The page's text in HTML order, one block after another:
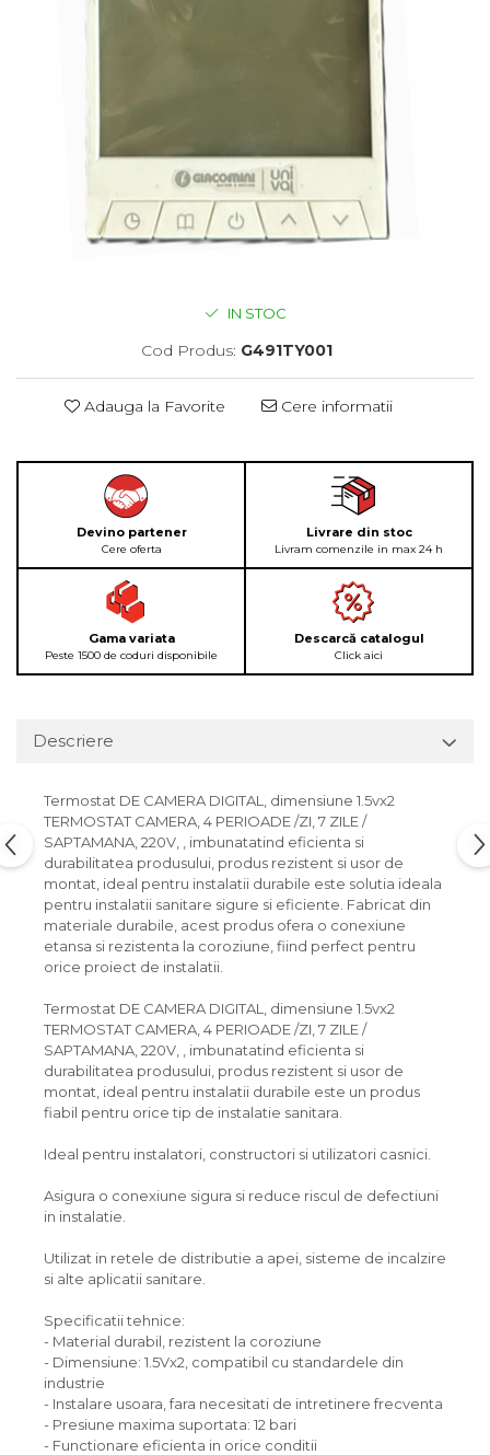
IN STOC
Cod Produs: G491TY001
Adauga la Favorite Cere informatii
Devino partener
Cere oferta
Livrare din stoc
Livram comenzile in max 24 h
Gama variata
Peste 1500 de coduri disponibile
Descarcă catalogul
Click aici
Descriere
Termostat DE CAMERA DIGITAL, dimensiune 1.5vx2
TERMOSTAT CAMERA, 4 PERIOADE /ZI, 7 ZILE /
SAPTAMANA, 220V, , imbunatatind eficienta si
durabilitatea produsului, produs rezistent si usor de
montat, ideal pentru instalatii durabile este solutia ideala
pentru instalatii sanitare sigure si eficiente. Fabricat din
materiale durabile, acest produs ofera o conexiune
etansa si rezistenta la coroziune, fiind perfect pentru
orice proiect de instalatii.
Termostat DE CAMERA DIGITAL, dimensiune 1.5vx2
TERMOSTAT CAMERA, 4 PERIOADE /ZI, 7 ZILE /
SAPTAMANA, 220V, , imbunatatind eficienta si
durabilitatea produsului, produs rezistent si usor de
montat, ideal pentru instalatii durabile este un produs
fiabil pentru orice tip de instalatie sanitara.
Ideal pentru instalatori, constructori si utilizatori casnici.
Asigura o conexiune sigura si reduce riscul de defectiuni
in instalatie.
Utilizat in retele de distributie a apei, sisteme de incalzire
si alte aplicatii sanitare.
Specificatii tehnice:
- Material durabil, rezistent la coroziune
- Dimensiune: 1.5Vx2, compatibil cu standardele din
industrie
- Instalare usoara, fara necesitati de intretinere frecventa
- Presiune maxima suportata: 12 bari
- Functionare eficienta in orice conditii